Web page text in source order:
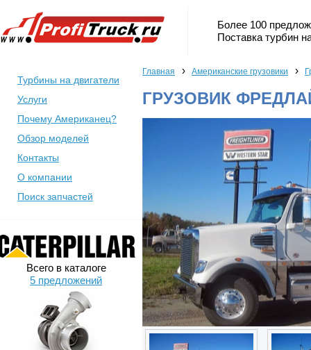
Более 100
Поставка турбин
Турбины на двигатели
Услуги
Почему Американец?
Обзор моделей
Контакты
О компании
Поиск запчастей
Всего в каталоге
5 предложений
Главная › Американские грузовики ›
ГРУЗОВИК